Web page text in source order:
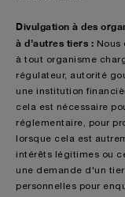
Divulgation à des
à d'autres tiers : Nous
à tout organisme
régulateur, autorité
une institution
cela est nécessaire
réglementaire, pour
lorsque cela est
intérêts légitimes ou
une demande d'un
personnelles pour